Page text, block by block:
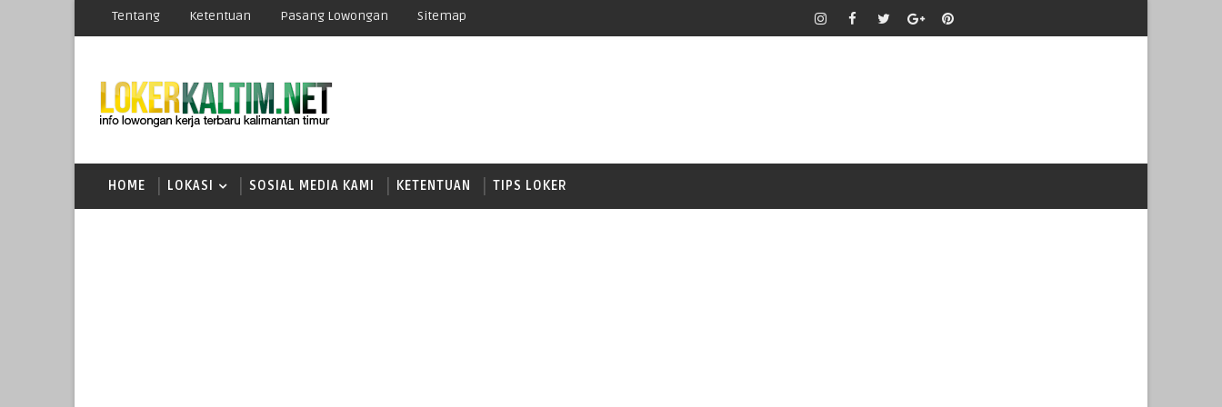
Tentang Ketentuan Pasang Lowongan Sitemap
HOME LOKASI SOSIAL MEDIA KAMI KETENTUAN TIPS LOKER